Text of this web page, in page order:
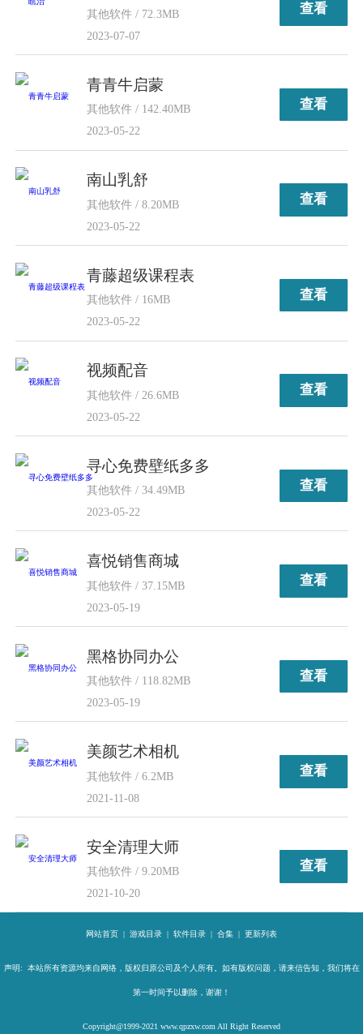
其他软件 / 72.3MB
2023-07-07
查看
青青牛启蒙
其他软件 / 142.40MB
2023-05-22
查看
南山乳舒
其他软件 / 8.20MB
2023-05-22
查看
青藤超级课程表
其他软件 / 16MB
2023-05-22
查看
视频配音
其他软件 / 26.6MB
2023-05-22
查看
寻心免费壁纸多多
其他软件 / 34.49MB
2023-05-22
查看
喜悦销售商城
其他软件 / 37.15MB
2023-05-19
查看
黑格协同办公
其他软件 / 118.82MB
2023-05-19
查看
美颜艺术相机
其他软件 / 6.2MB
2021-11-08
查看
安全清理大师
其他软件 / 9.20MB
2021-10-20
查看
网站首页 | 游戏目录 | 软件目录 | 合集 | 更新列表
声明: 本站所有资源均来自网络，版权归原公司及个人所有。如有版权问题，请来信告知，我们将在
第一时间予以删除，谢谢！
Copyright@1999-2021 www.qpzxw.com All Right Reserved